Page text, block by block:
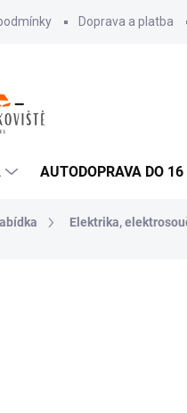
Doprava a platba
AUTODOPRAVA DO
Elektrika,